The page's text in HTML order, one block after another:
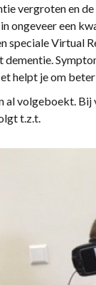
vergroten en
ongeveer een
speciale Virtual
dementie.
helpt je om
al volgeboekt.
t.z.t.